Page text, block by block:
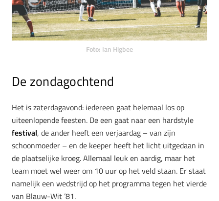
Foto: Ian Higbee
De zondagochtend
Het is zaterdagavond: iedereen gaat helemaal los op
uiteenlopende feesten. De een gaat naar een hardstyle
festival, de ander heeft een verjaardag – van zijn
schoonmoeder – en de keeper heeft het licht uitgedaan in
de plaatselijke kroeg. Allemaal leuk en aardig, maar het
team moet wel weer om 10 uur op het veld staan. Er staat
namelijk een wedstrijd op het programma tegen het vierde
van Blauw-Wit ’81.